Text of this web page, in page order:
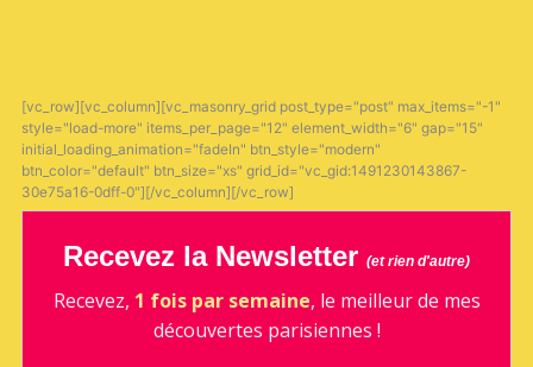
[vc_row][vc_column][vc_masonry_grid post_type="post" max_items="-1"
style="load-more" items_per_page="12" element_width="6" gap="15"
initial_loading_animation="fadeIn" btn_style="modern"
btn_color="default" btn_size="xs" grid_id="vc_gid:1491230143867-
30e75a16-0dff-0"][/vc_column][/vc_row]